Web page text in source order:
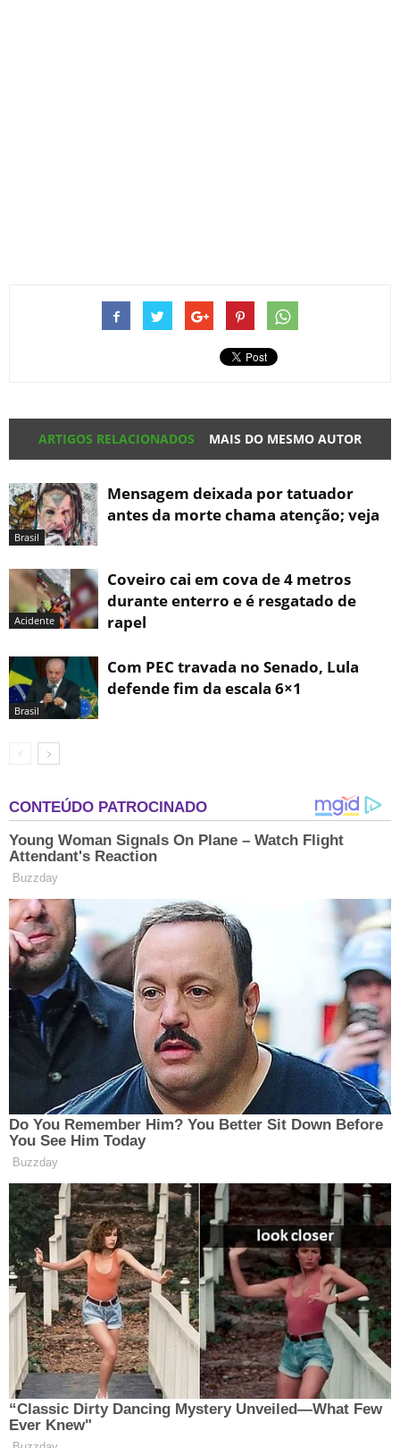
ARTIGOS RELACIONADOS MAIS DO MESMO AUTOR
Brasil
Mensagem deixada por tatuador
antes da morte chama atenção; veja
Acidente
Coveiro cai em cova de 4 metros
durante enterro e é resgatado de
rapel
Brasil
Com PEC travada no Senado, Lula
defende fim da escala 6×1